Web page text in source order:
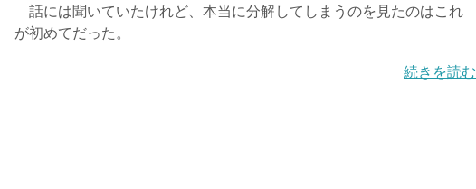
話には聞いていたけれど、本当に分解してしまうのを見たのはこれ
が初めてだった。
続きを読む